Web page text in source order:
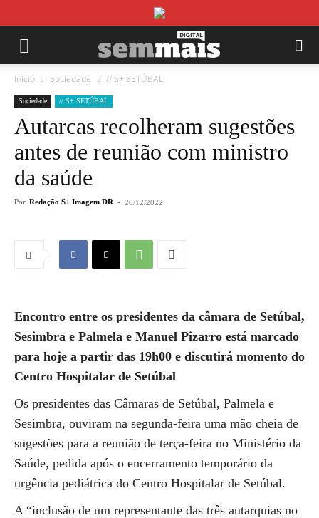
Início Sociedade // S+ SETÚBAL
Sociedade // S+ SETÚBAL
Autarcas recolheram sugestões
antes de reunião com ministro
da saúde
Por Redação S+ Imagem DR - 20/12/2022
Encontro entre os presidentes da câmara de Setúbal,
Sesimbra e Palmela e Manuel Pizarro está marcado
para hoje a partir das 19h00 e discutirá momento do
Centro Hospitalar de Setúbal
Os presidentes das Câmaras de Setúbal, Palmela e
Sesimbra, ouviram na segunda-feira uma mão cheia de
sugestões para a reunião de terça-feira no Ministério da
Saúde, pedida após o encerramento temporário da
urgência pediátrica do Centro Hospitalar de Setúbal.
A “inclusão de um representante das três autarquias no